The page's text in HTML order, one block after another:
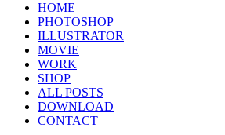
HOME
PHOTOSHOP
ILLUSTRATOR
MOVIE
WORK
SHOP
ALL POSTS
DOWNLOAD
CONTACT